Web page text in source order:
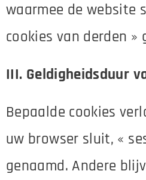
waarmee de website
cookies van derden »
III. Geldigheidsduur
Bepaalde cookies
uw browser sluit, «
genaamd. Andere